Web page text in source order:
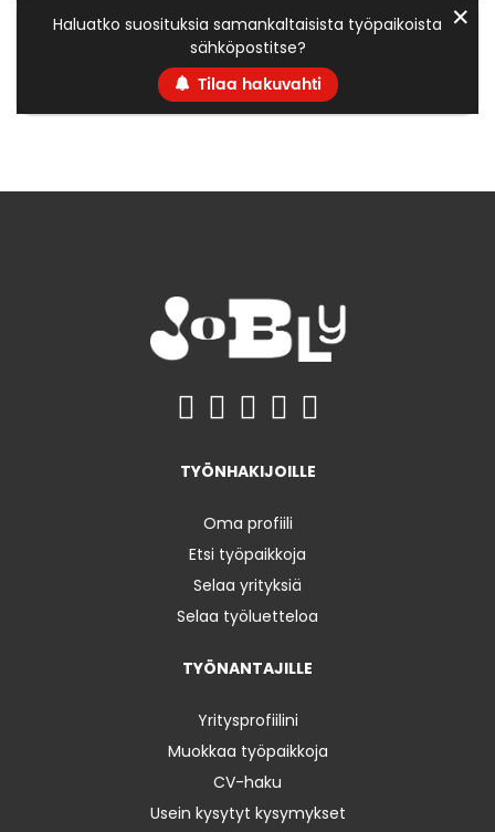
Haluatko suosituksia samankaltaisista työpaikoista
sähköpostitse?
Tilaa hakuvahti
✕
TYÖNHAKIJOILLE
Oma profiili
Etsi työpaikkoja
Selaa yrityksiä
Selaa työluetteloa
TYÖNANTAJILLE
Yritysprofiilini
Muokkaa työpaikkoja
CV-haku
Usein kysytyt kysymykset